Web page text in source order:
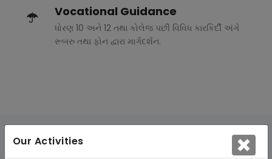
Our Activities
Vocational Guidance
ધોરણ 10 અને 12 તથા કોલેજ પછી વિવિધ કારકિર્દી અંગે
રૂબરુ તથા ફોન દ્વારા માર્ગદર્શન.